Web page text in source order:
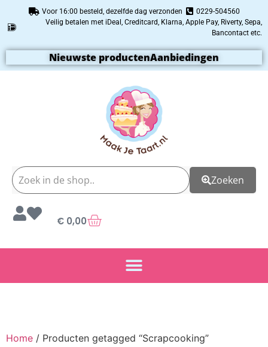
Voor 16:00 besteld, dezelfde dag verzonden
0229-504560
Veilig betalen met iDeal, Creditcard, Klarna, Apple Pay, Riverty, Sepa,
Bancontact etc.
Nieuwste productenAanbiedingen
Zoeken
€ 0,00
Home / Producten getagged “Scrapcooking”